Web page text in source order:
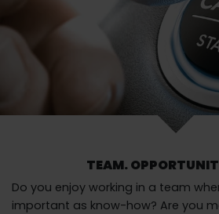
TEAM.
Do you enjoy working in a team
important as know-how? Are you